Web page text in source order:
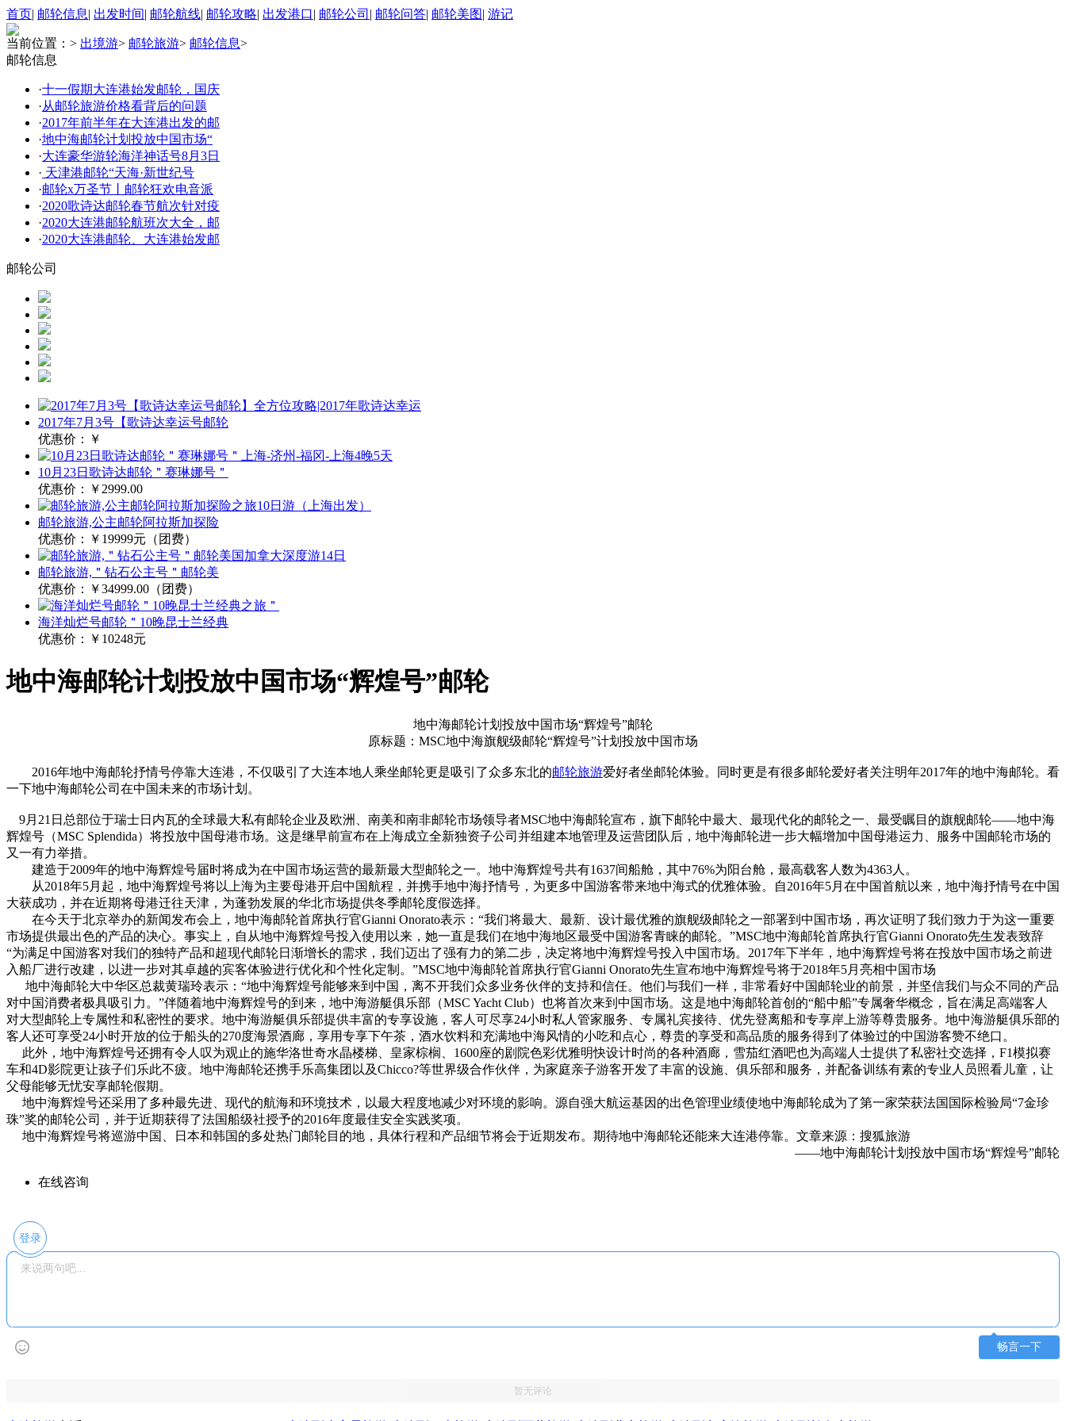
首页| 邮轮信息| 出发时间| 邮轮航线| 邮轮攻略| 出发港口| 邮轮公司 | 邮轮问答| 邮轮美图| 游记
当前位置： > 出境游> 邮轮旅游> 邮轮信息>
邮轮信息
·十一假期大连港始发邮轮，国庆
·从邮轮旅游价格看背后的问题
·2017年前半年在大连港出发的邮
·地中海邮轮计划投放中国市场“
·大连豪华游轮海洋神话号8月3日
· 天津港邮轮“天海·新世纪号
·邮轮x万圣节丨邮轮狂欢电音派
·2020歌诗达邮轮春节航次针对疫
·2020大连港邮轮航班次大全，邮
·2020大连港邮轮、大连港始发邮
邮轮公司
2017年7月3号【歌诗达幸运号邮轮
优惠价：
￥
10月23日歌诗达邮轮＂赛琳娜号＂
优惠价：
￥2999.00
邮轮旅游,公主邮轮阿拉斯加探险
优惠价：
￥19999元（团费）
邮轮旅游,＂钻石公主号＂邮轮美
优惠价：
￥34999.00（团费）
海洋灿烂号邮轮＂10晚昆士兰经典
优惠价：
￥10248元
地中海邮轮计划投放中国市场“辉煌号”邮轮
地中海邮轮计划投放中国市场“辉煌号”邮轮
原标题：MSC地中海旗舰级邮轮“辉煌号”计划投放中国市场
2016年地中海邮轮抒情号停靠大连港，不仅吸引了大连本地人乘坐邮轮更是吸引了众多东北的邮轮旅游爱好者坐邮轮体验。同时更是有很多邮轮爱好者关注明年2017年的地中海邮轮。看
一下地中海邮轮公司在中国未来的市场计划。
9月21日总部位于瑞士日内瓦的全球最大私有邮轮企业及欧洲、南美和南非邮轮市场领导者MSC地中海邮轮宣布，旗下邮轮中最大、最现代化的邮轮之一、最受瞩目的旗舰邮轮——地中海
辉煌号（MSC Splendida）将投放中国母港市场。这是继早前宣布在上海成立全新独资子公司并组建本地管理及运营团队后，地中海邮轮进一步大幅增加中国母港运力、服务中国邮轮市场的
又一有力举措。
建造于2009年的地中海辉煌号届时将成为在中国市场运营的最新最大型邮轮之一。地中海辉煌号共有1637间船舱，其中76%为阳台舱，最高载客人数为4363人。
从2018年5月起，地中海辉煌号将以上海为主要母港开启中国航程，并携手地中海抒情号，为更多中国游客带来地中海式的优雅体验。自2016年5月在中国首航以来，地中海抒情号在中国
大获成功，并在近期将母港迁往天津，为蓬勃发展的华北市场提供冬季邮轮度假选择。
在今天于北京举办的新闻发布会上，地中海邮轮首席执行官Gianni Onorato表示：“我们将最大、最新、设计最优雅的旗舰级邮轮之一部署到中国市场，再次证明了我们致力于为这一重要
市场提供最出色的产品的决心。事实上，自从地中海辉煌号投入使用以来，她一直是我们在地中海地区最受中国游客青睐的邮轮。”MSC地中海邮轮首席执行官Gianni Onorato先生发表致辞
“为满足中国游客对我们的独特产品和超现代邮轮日渐增长的需求，我们迈出了强有力的第二步，决定将地中海辉煌号投入中国市场。2017年下半年，地中海辉煌号将在投放中国市场之前进
入船厂进行改建，以进一步对其卓越的宾客体验进行优化和个性化定制。”MSC地中海邮轮首席执行官Gianni Onorato先生宣布地中海辉煌号将于2018年5月亮相中国市场
地中海邮轮大中华区总裁黄瑞玲表示：“地中海辉煌号能够来到中国，离不开我们众多业务伙伴的支持和信任。他们与我们一样，非常看好中国邮轮业的前景，并坚信我们与众不同的产品
对中国消费者极具吸引力。”伴随着地中海辉煌号的到来，地中海游艇俱乐部（MSC Yacht Club）也将首次来到中国市场。这是地中海邮轮首创的“船中船”专属奢华概念，旨在满足高端客人
对大型邮轮上专属性和私密性的要求。地中海游艇俱乐部提供丰富的专享设施，客人可尽享24小时私人管家服务、专属礼宾接待、优先登离船和专享岸上游等尊贵服务。地中海游艇俱乐部的
客人还可享受24小时开放的位于船头的270度海景酒廊，享用专享下午茶，酒水饮料和充满地中海风情的小吃和点心，尊贵的享受和高品质的服务得到了体验过的中国游客赞不绝口。
此外，地中海辉煌号还拥有令人叹为观止的施华洛世奇水晶楼梯、皇家棕榈、1600座的剧院色彩优雅明快设计时尚的各种酒廊，雪茄红酒吧也为高端人士提供了私密社交选择，F1模拟赛
车和4D影院更让孩子们乐此不疲。地中海邮轮还携手乐高集团以及Chicco?等世界级合作伙伴，为家庭亲子游客开发了丰富的设施、俱乐部和服务，并配备训练有素的专业人员照看儿童，让
父母能够无忧安享邮轮假期。
地中海辉煌号还采用了多种最先进、现代的航海和环境技术，以最大程度地减少对环境的影响。源自强大航运基因的出色管理业绩使地中海邮轮成为了第一家荣获法国国际检验局“7金珍
珠”奖的邮轮公司，并于近期获得了法国船级社授予的2016年度最佳安全实践奖项。
地中海辉煌号将巡游中国、日本和韩国的多处热门邮轮目的地，具体行程和产品细节将会于近期发布。期待地中海邮轮还能来大连港停靠。文章来源：搜狐旅游
——地中海邮轮计划投放中国市场“辉煌号”邮轮
在线咨询
登录
畅言一下
暂无评论